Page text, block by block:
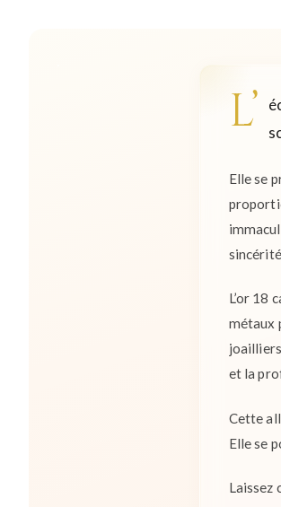
L’
Elle se
L’or 18
métaux
et la
Cette
Elle se
Laissez